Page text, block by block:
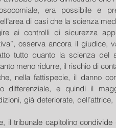
era possibile e
di casi che la scienza
ai controlli di sicurezza
osserva ancora il giudice,
tutto quanto la scienza del
meno ridurre, il rischio di
nella fattispecie, il danno
differenziale, e quindi il
già deteriorate,
il tribunale capitolino